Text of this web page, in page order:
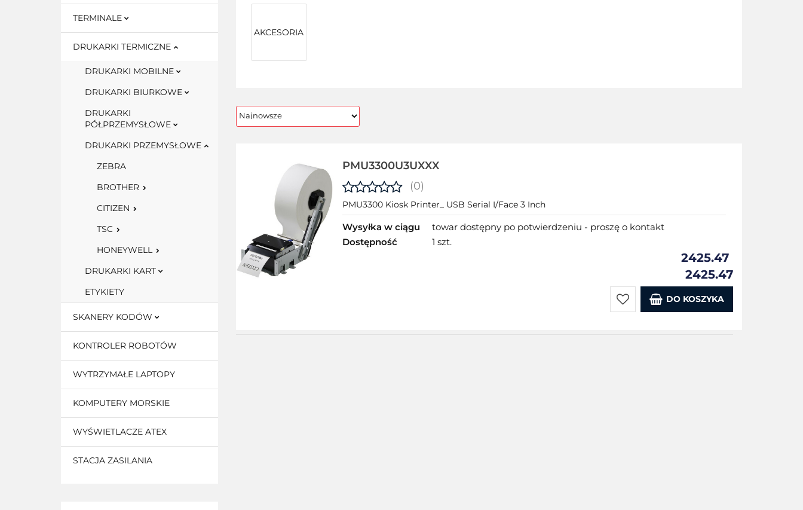
TERMINALE
DRUKARKI TERMICZNE
DRUKARKI MOBILNE
DRUKARKI BIURKOWE
DRUKARKI
PÓŁPRZEMYSŁOWE
DRUKARKI PRZEMYSŁOWE
ZEBRA
BROTHER
CITIZEN
TSC
HONEYWELL
DRUKARKI KART
ETYKIETY
SKANERY KODÓW
KONTROLER ROBOTÓW
WYTRZYMAŁE LAPTOPY
KOMPUTERY MORSKIE
WYŚWIETLACZE ATEX
STACJA ZASILANIA
AKCESORIA
PMU3300U3UXXX
(0)
PMU3300 Kiosk Printer_ USB Serial I/Face 3 Inch
Wysyłka w ciągu
towar dostępny po potwierdzeniu - proszę o kontakt
Dostępność
1 szt.
2425.47
2425.47
DO KOSZYKA